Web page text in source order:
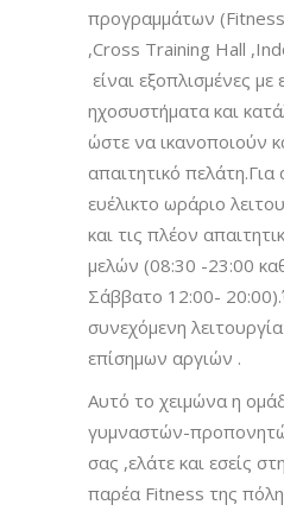
προγραμμάτων
,Cross Training Hall
είναι εξοπλισμένες με
ηχοσυστήματα και
ώστε να ικανοποιούν
απαιτητικό
ευέλικτο ωράριο
και τις πλέον
μελών (08:30 -23:00
Σάββατο 12:00-
συνεχόμενη
επίσημων αργιών .
Αυτό το χειμώνα η
γυμναστών-
σας ,ελάτε και εσείς
παρέα Fitness της